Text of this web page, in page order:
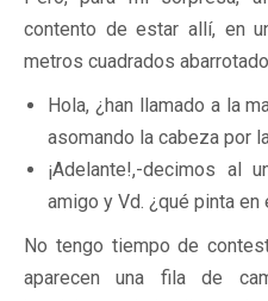
contento de estar allí, en
metros cuadrados
Hola, ¿han llamado a la
asomando la cabeza por
¡Adelante!,-decimos al
amigo y Vd. ¿qué pinta en
No tengo tiempo de
aparecen una fila de